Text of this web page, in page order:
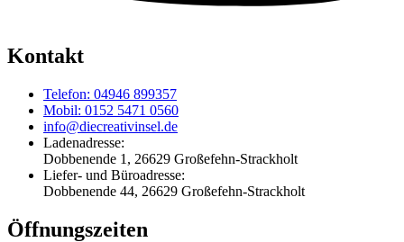
Kontakt
Telefon: 04946 899357
Mobil: 0152 5471 0560
info@diecreativinsel.de
Ladenadresse:
Dobbenende 1, 26629 Großefehn-Strackholt
Liefer- und Büroadresse:
Dobbenende 44, 26629 Großefehn-Strackholt
Öffnungszeiten